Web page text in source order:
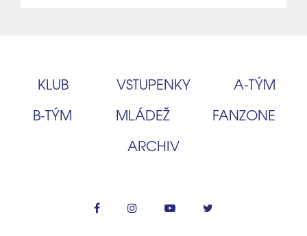
KLUB VSTUPENKY
A‑TÝM
B‑TÝM
MLÁDEŽ
FANZONE
ARCHIV